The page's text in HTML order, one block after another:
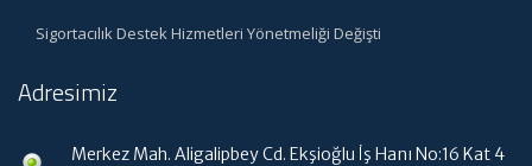
Sigortacılık Destek Hizmetleri Yönetmeliği Değişti
Adresimiz
Merkez Mah. Aligalipbey Cd. Ekşioğlu İş Hanı No:16 Kat 4